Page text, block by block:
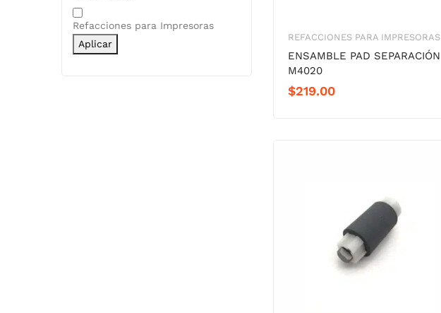
REFACCIONES PARA IMPRESORAS
ENSAMBLE PAD SEPARACIÓN
M4020
$219.00
Categoría
Refacciones para Impresoras
Aplicar